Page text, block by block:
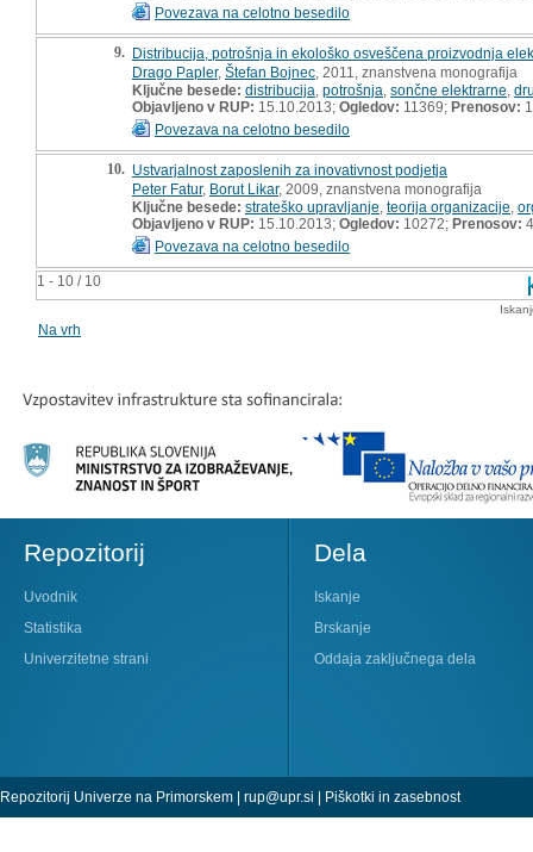
1 - 10 / 10
Povezava na celotno besedilo
9. Distribucija, potrošnja in ekološko osveščena proizvodnja
Drago Papler, Štefan Bojnec , 2011, znanstvena monografija
Ključne besede: distribucija potrošnja sončne elektrarne
Objavljeno v RUP: 15.10.2013; Ogledov: 11369; Prenosov:
Povezava na celotno besedilo
10. Ustvarjalnost zaposlenih za inovativnost podjetja
Peter Fatur, Borut Likar, 2009, znanstvena monografija
Ključne besede: strateško upravljanje teorija organizacije
Objavljeno v RUP: 15.10.2013; Ogledov: 10272; Prenosov:
Povezava na celotno besedilo
Na vrh
Repozitorij
Uvodnik
Statistika
Univerzitetne strani
Dela
Iskanje
Brskanje
Oddaja zaključnega dela
Repozitorij Univerze na Primorskem | rup@upr.si | Piškotki in zasebnost